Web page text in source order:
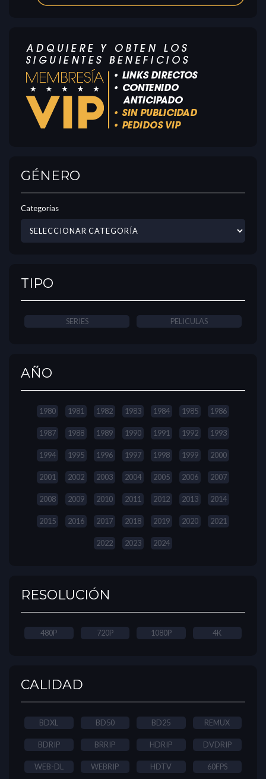
GÉNERO
Categorías
TIPO
SERIES PELICULAS
AÑO
1980 1981 1982 1983 1984 1985 1986
1987 1988 1989 1990 1991 1992 1993
1994 1995 1996 1997 1998 1999 2000
2001 2002 2003 2004 2005 2006 2007
2008 2009 2010 2011 2012 2013 2014
2015 2016 2017 2018 2019 2020 2021
2022 2023 2024
RESOLUCIÓN
480P 720P 1080P 4K
CALIDAD
BDXL BD50 BD25 REMUX
BDRIP BRRIP HDRIP DVDRIP
WEB-DL WEBRIP HDTV 60FPS